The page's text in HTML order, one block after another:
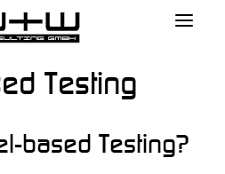
Testing
based Testing?